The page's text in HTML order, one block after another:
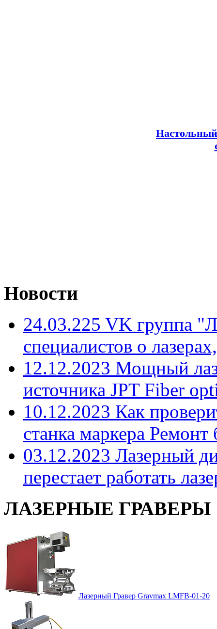
Новости
24.03.225 VK группа
специалистов о
12.12.2023 Мощный
источника JPT Fiber
10.12.2023 Как
станка маркера Ремонт
03.12.2023 Лазерный
перестает работать
ЛАЗЕРНЫЕ ГРАВЕРЫ
Лазерный Гравер Gravmax LMFВ-01-20